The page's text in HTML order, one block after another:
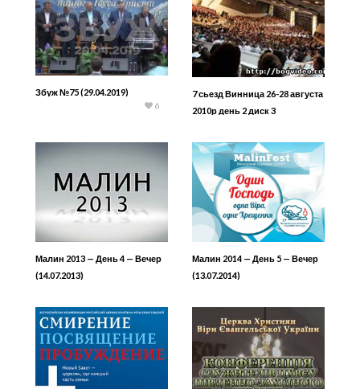
Збуж №75 (29.04.2019)
6
7 сьезд Винница 26-28 августа
2010р день 2 диск 3
Малин 2013 — День 4 — Вечер
(14.07.2013)
Малин 2014 — День 5 — Вечер
(13.07.2014)